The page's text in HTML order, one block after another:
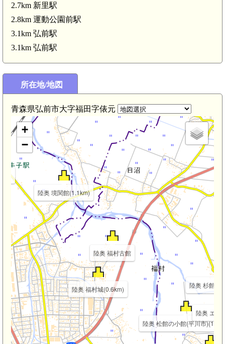
2.7km 新里駅
2.8km 運動公園前駅
3.1km 弘前駅
3.1km 弘前駅
所在地/地図
青森県弘前市大字福田字俵元
陸奥 福村古館
陸奥 福村城(0.6km)
陸奥 境関館(1.1km)
陸奥 松館の小館(平川市
陸奥 杉館(
陸奥 エゾ
陸奥 諏訪堂館(2.4km)
+
−